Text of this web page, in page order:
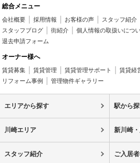
総合メニュー
会社概要 採用情報 お客様の声 スタッフ紹介
スタッフブログ
街紹介 個人情報の取扱いにつ
退去申請フォーム
オーナー様へ
賃貸募集 賃貸管理 賃貸管理サポート 賃貸経
リフォーム事例
管理物件ギャラリー
エリアから探す 駅から
川崎エリア 新川崎
スタッフ紹介 ご入居